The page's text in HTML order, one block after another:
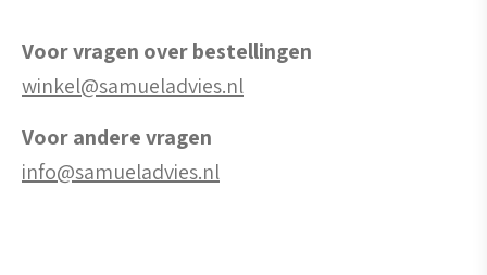
Voor vragen over bestellingen
winkel@samueladvies.nl
Voor andere vragen
info@samueladvies.nl